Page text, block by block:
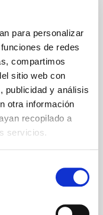
para personalizar
de redes
compartimos
sitio web con
publicidad y análisis
otra información
recopilado a
servicios.